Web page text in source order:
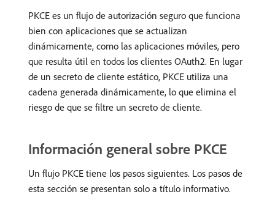
PKCE es un flujo de autorización seguro que funciona
bien con aplicaciones que se actualizan
dinámicamente, como las aplicaciones móviles, pero
que resulta útil en todos los clientes OAuth2. En lugar
de un secreto de cliente estático, PKCE utiliza una
cadena generada dinámicamente, lo que elimina el
riesgo de que se filtre un secreto de cliente.
Información general sobre PKCE
Un flujo PKCE tiene los pasos siguientes. Los pasos de
esta sección se presentan solo a título informativo.